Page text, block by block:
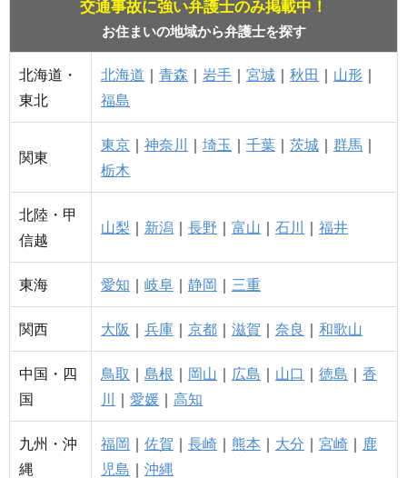
交通事故に強い弁護士のみ掲載中！
お住まいの地域から弁護士を探す
北海道・
東北
北海道 ｜ 青森 ｜ 岩手 ｜ 宮城 ｜ 秋田 ｜ 山形 ｜
福島
関東
東京 ｜ 神奈川 ｜ 埼玉 ｜ 千葉 ｜ 茨城 ｜ 群馬 ｜
栃木
北陸・甲
信越
山梨 ｜ 新潟 ｜ 長野 ｜ 富山 ｜ 石川 ｜ 福井
東海 愛知 ｜ 岐阜 ｜ 静岡 ｜ 三重
関西 大阪 ｜ 兵庫 ｜ 京都 ｜ 滋賀 ｜ 奈良 ｜ 和歌山
中国・四
国
鳥取 ｜ 島根 ｜ 岡山 ｜ 広島 ｜ 山口 ｜ 徳島 ｜ 香
川 ｜ 愛媛 ｜ 高知
九州・沖
縄
福岡 ｜ 佐賀 ｜ 長崎 ｜ 熊本 ｜ 大分 ｜ 宮崎 ｜ 鹿
児島 ｜ 沖縄